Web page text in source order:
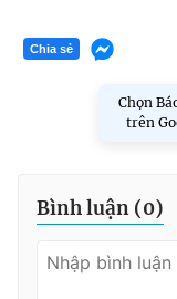
Chia sẻ
Chọn
trên
Bình luận (0)